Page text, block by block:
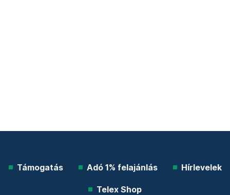
Támogatás Adó 1% felajánlás Hírlevelek
Telex Shop